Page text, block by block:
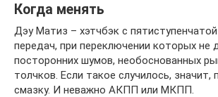
Когда менять
Дэу Матиз – хэтчбэк с
передач, при переключении которых не
посторонних шумов, необоснованных
толчков. Если такое случилось, значит,
смазку. И неважно АКПП или МКПП.